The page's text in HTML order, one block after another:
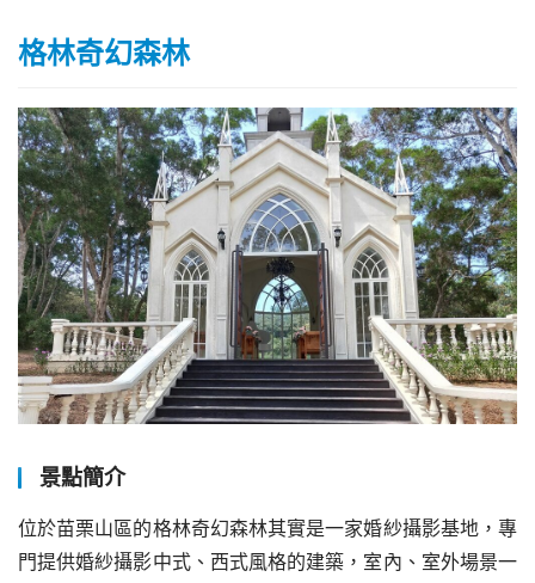
格林奇幻森林
景點簡介
位於苗栗山區的格林奇幻森林其實是一家婚紗攝影基地，專
門提供婚紗攝影中式、西式風格的建築，室內、室外場景一